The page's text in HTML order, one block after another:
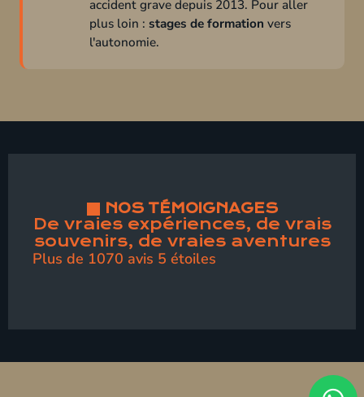
accident grave depuis 2013. Pour aller
plus loin : stages de formation vers
l'autonomie.
NOS TÉMOIGNAGES
De vraies expériences, de vrais
souvenirs, de vraies aventures
Plus de 1070 avis 5 étoiles